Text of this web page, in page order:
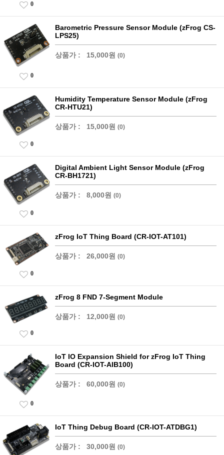
0
Barometric Pressure Sensor Module (zFrog CS-
LPS25)
상품가 : 15,000원 (0)
0
Humidity Temperature Sensor Module (zFrog
CR-HTU21)
상품가 : 15,000원 (0)
0
Digital Ambient Light Sensor Module (zFrog
CR-BH1721)
상품가 : 8,000원 (0)
0
zFrog IoT Thing Board (CR-IOT-AT101)
상품가 : 26,000원 (0)
0
zFrog 8 FND 7-Segment Module
상품가 : 12,000원 (0)
0
IoT IO Expansion Shield for zFrog IoT Thing
Board (CR-IOT-AIB100)
상품가 : 60,000원 (0)
0
IoT Thing Debug Board (CR-IOT-ATDBG1)
상품가 : 30,000원 (0)